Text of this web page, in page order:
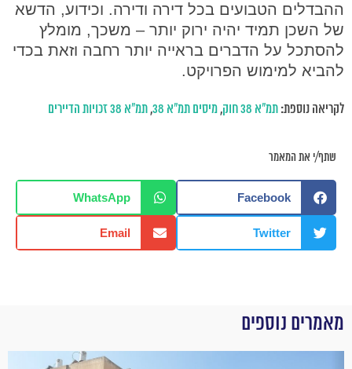
ההבדלים הטבועים בכל דירה ודירה. וכידוע, הדשא
של השכן תמיד יהיה ירוק יותר – משכך, מומלץ
להסתכל על הדברים בראייה יותר רחבה וזאת בכדי
להביא למימוש הפרויקט.
לקריאה נוספת: תמ"א 38 חוק ,מיסים תמ"א 38 ,תמ"א 38 זכויות הדיירים
שתף/י את המאמר
Facebook
WhatsApp
Twitter
Email
מאמרים נוספים